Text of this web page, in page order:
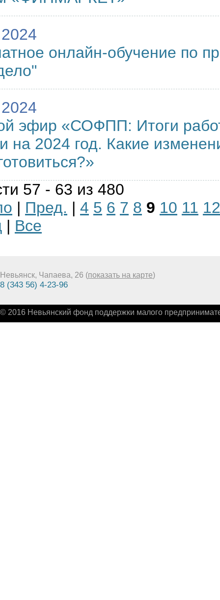
онлайн-обучение по
эфир «СОФПП: Итоги
на 2024 год. Какие
57 - 63 из 480
| Пред. | 4 5 6 7 8 9 10 11 12
| Все
Невьянск, Чапаева, 26 (показать на карте)
8 (343 56) 4-23-96
© 2016 Невьянский фонд поддержки малого